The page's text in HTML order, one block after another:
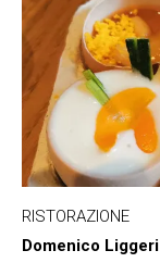
RISTORAZIONE
Domenico Liggeri